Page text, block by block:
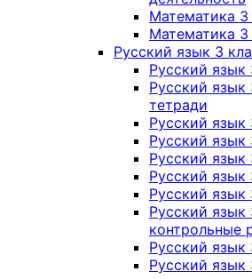
Математика 3
Математика
Русский язык 3
Русский язык
Русский язык
тетради
Русский язык
Русский
Русский язык
Русский язык
Русский язык
Русский язык
контрольные
Русский язык
Русский язык